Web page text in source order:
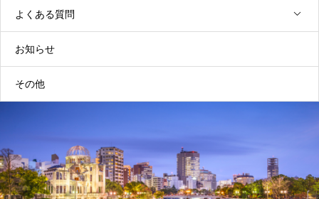
よくある質問
お知らせ
その他
広島支部（2025年8月）